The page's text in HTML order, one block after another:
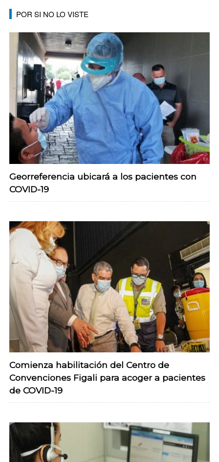
POR SI NO LO VISTE
Georreferencia ubicará a los pacientes con
COVID-19
Comienza habilitación del Centro de
Convenciones Figali para acoger a pacientes
de COVID-19